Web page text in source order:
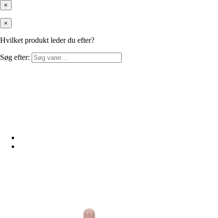
×
×
Hvilket produkt leder du efter?
Søg efter: